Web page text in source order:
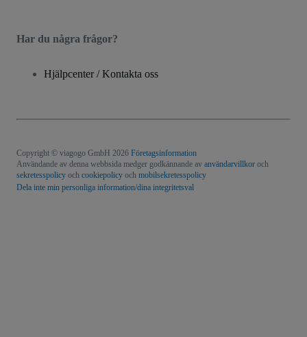
Har du några frågor?
Hjälpcenter / Kontakta oss
Copyright © viagogo GmbH 2026 Företagsinformation
Användande av denna webbsida medger godkännande av användarvillkor och
sekretesspolicy och cookiepolicy och mobilsekretesspolicy
Dela inte min personliga information/dina integritetsval